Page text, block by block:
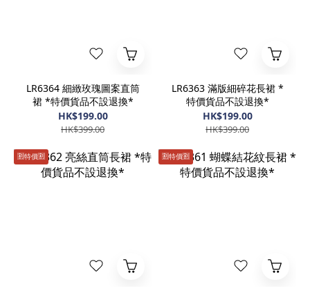
LR6364 細緻玫瑰圖案直筒
裙 *特價貨品不設退換*
HK$199.00
HK$399.00
LR6363 滿版細碎花長裙 *
特價貨品不設退換*
HK$199.00
HK$399.00
🈹️特價🈹️ 🈹️特價🈹️